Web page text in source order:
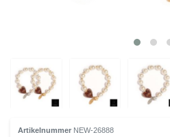
Artikelnummer NEW-26888